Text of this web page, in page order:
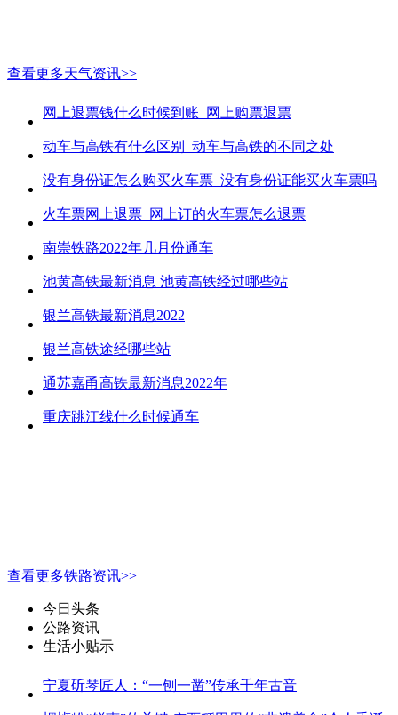
查看更多天气资讯>>
网上退票钱什么时候到账_网上购票退票
动车与高铁有什么区别_动车与高铁的不同之处
没有身份证怎么购买火车票_没有身份证能买火车票吗
火车票网上退票_网上订的火车票怎么退票
南崇铁路2022年几月份通车
池黄高铁最新消息 池黄高铁经过哪些站
银兰高铁最新消息2022
银兰高铁途经哪些站
通苏嘉甬高铁最新消息2022年
重庆跳江线什么时候通车
查看更多铁路资讯>>
今日头条
公路资讯
生活小贴示
宁夏斫琴匠人：“一刨一凿”传承千年古音